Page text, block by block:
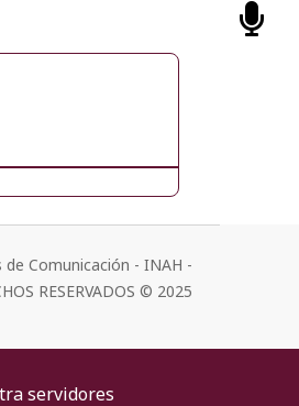
Comunicación - INAH -
RESERVADOS © 2025
servidores